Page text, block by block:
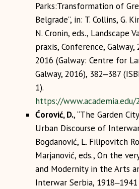
Parks:Transformation of
Belgrade”, in: T. Collins, G.
N. Cronin, eds., Landscape
praxis, Conference, Galway,
2016 (Galway: Centre for
Galway, 2016), 382‒387
1).
https://www.academia.edu/
Ćorović, D., “The Garden
Urban Discourse of Interwar
Bogdanović, L. Filipovitch
Marjanović, eds., On the
and Modernity in the Arts
Interwar Serbia,